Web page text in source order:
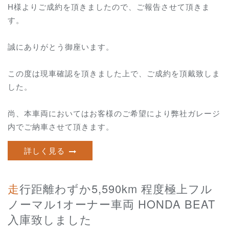
H様よりご成約を頂きましたので、ご報告させて頂きま
す。
誠にありがとう御座います。
この度は現車確認を頂きました上で、ご成約を頂戴致しま
した。
尚、本車両においてはお客様のご希望により弊社ガレージ
内でご納車させて頂きます。
詳しく見る
走行距離わずか5,590km 程度極上フル
ノーマル1オーナー車両 HONDA BEAT
入庫致しました